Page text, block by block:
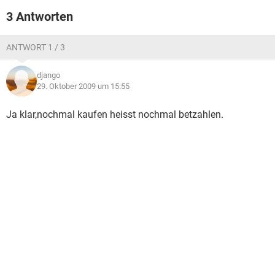
3 Antworten
ANTWORT 1 / 3
django
29. Oktober 2009 um 15:55
Ja klar,nochmal kaufen heisst nochmal betzahlen.